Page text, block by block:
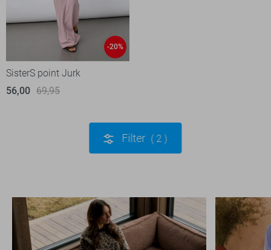
-20%
SisterS point Jurk
56,00 69,95
Filter 2